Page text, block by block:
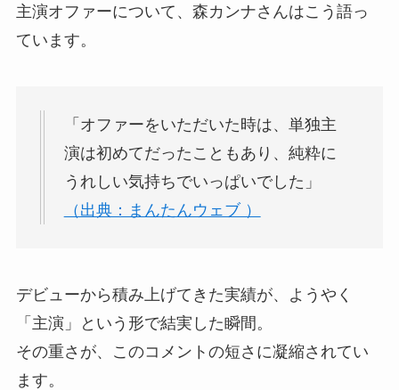
主演オファーについて、森カンナさんはこう語っ
ています。
「オファーをいただいた時は、単独主
演は初めてだったこともあり、純粋に
うれしい気持ちでいっぱいでした」
（出典：まんたんウェブ ）
デビューから積み上げてきた実績が、ようやく
「主演」という形で結実した瞬間。
その重さが、このコメントの短さに凝縮されてい
ます。